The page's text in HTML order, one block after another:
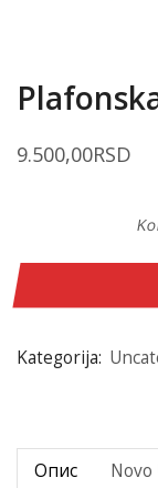
9.500,00RSD
Kategorija:
Опис Novo